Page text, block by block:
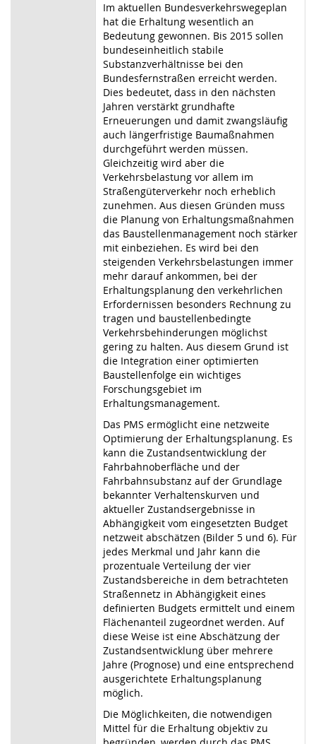
Im aktuellen Bundesverkehrswegeplan
hat die Erhaltung wesentlich an
Bedeutung gewonnen. Bis 2015 sollen
bundeseinheitlich stabile
Substanzverhältnisse bei den
Bundesfernstraßen erreicht werden.
Dies bedeutet, dass in den nächsten
Jahren verstärkt grundhafte
Erneuerungen und damit zwangsläufig
auch längerfristige Baumaßnahmen
durchgeführt werden müssen.
Gleichzeitig wird aber die
Verkehrsbelastung vor allem im
Straßengüterverkehr noch erheblich
zunehmen. Aus diesen Gründen muss
die Planung von Erhaltungsmaßnahmen
das Baustellenmanagement noch stärker
mit einbeziehen. Es wird bei den
steigenden Verkehrsbelastungen immer
mehr darauf ankommen, bei der
Erhaltungsplanung den verkehrlichen
Erfordernissen besonders Rechnung zu
tragen und baustellenbedingte
Verkehrsbehinderungen möglichst
gering zu halten. Aus diesem Grund ist
die Integration einer optimierten
Baustellenfolge ein wichtiges
Forschungsgebiet im
Erhaltungsmanagement.
Das PMS ermöglicht eine netzweite
Optimierung der Erhaltungsplanung. Es
kann die Zustandsentwicklung der
Fahrbahnoberfläche und der
Fahrbahnsubstanz auf der Grundlage
bekannter Verhaltenskurven und
aktueller Zustandsergebnisse in
Abhängigkeit vom eingesetzten Budget
netzweit abschätzen (Bilder 5 und 6). Für
jedes Merkmal und Jahr kann die
prozentuale Verteilung der vier
Zustandsbereiche in dem betrachteten
Straßennetz in Abhängigkeit eines
definierten Budgets ermittelt und einem
Flächenanteil zugeordnet werden. Auf
diese Weise ist eine Abschätzung der
Zustandsentwicklung über mehrere
Jahre (Prognose) und eine entsprechend
ausgerichtete Erhaltungsplanung
möglich.
Die Möglichkeiten, die notwendigen
Mittel für die Erhaltung objektiv zu